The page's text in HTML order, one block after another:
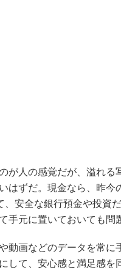
が人の感覚だが、溢れる
はずだ。現金なら、昨今
、安全な銀行預金や投資
手元に置いておいても問
画などのデータを常に
して、安心感と満足感を